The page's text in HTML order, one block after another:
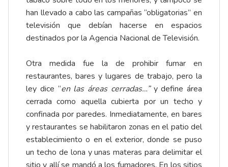
han llevado a cabo las campañas “obligatorias” en
televisión que debían hacerse en espacios
destinados por la Agencia Nacional de Televisión.
Otra medida fue la de prohibir fumar en
restaurantes, bares y lugares de trabajo, pero la
ley dice “en las áreas cerradas…”y define área
cerrada como aquella cubierta por un techo y
confinada por paredes. Inmediatamente, en bares
y restaurantes se habilitaron zonas en el patio del
establecimiento o en el exterior, donde se puso
un techo de lona y unas materas para delimitar el